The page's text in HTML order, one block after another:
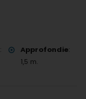
:
Approfondie:
1,5 m.